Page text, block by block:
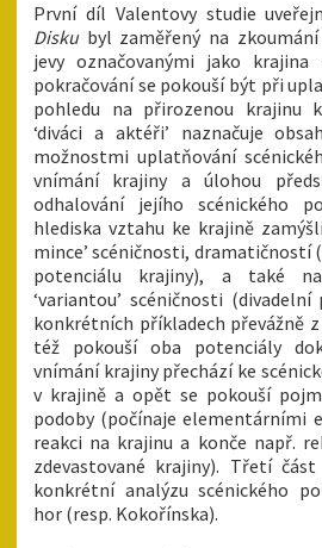
První díl Valentovy studie
Disku byl zaměřený na
jevy označovanými jako
pokračování se pokouší být při
pohledu na přirozenou krajinu
‘diváci a aktéři’ naznačuje
možnostmi uplatňování
vnímání krajiny a úlohou
odhalování jejího scénického
hlediska vztahu ke krajině
mince’ scéničnosti, dramatičností
potenciálu krajiny), a také
‘variantou’ scéničnosti
konkrétních příkladech převážně
též pokouší oba potenciály
vnímání krajiny přechází ke
v krajině a opět se pokouší
podoby (počínaje elementárními
reakci na krajinu a konče např.
zdevastované krajiny). Třetí
konkrétní analýzu scénického
hor (resp. Kokořínska).